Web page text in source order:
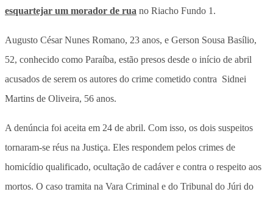
esquartejar um morador de rua no Riacho Fundo 1.
Augusto César Nunes Romano, 23 anos, e Gerson Sousa Basílio,
52, conhecido como Paraíba, estão presos desde o início de abril
acusados de serem os autores do crime cometido contra Sidnei
Martins de Oliveira, 56 anos.
A denúncia foi aceita em 24 de abril. Com isso, os dois suspeitos
tornaram-se réus na Justiça. Eles respondem pelos crimes de
homicídio qualificado, ocultação de cadáver e contra o respeito aos
mortos. O caso tramita na Vara Criminal e do Tribunal do Júri do